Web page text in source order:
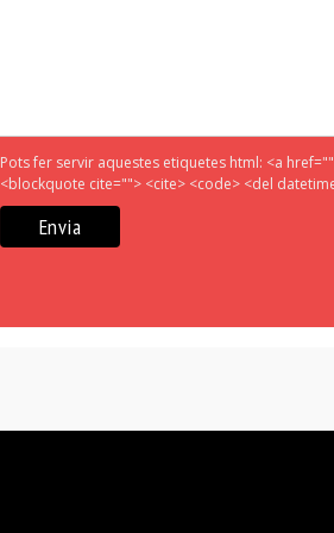
Pots fer servir aquestes etiquetes html: <a
<blockquote cite=""> <cite> <code> <del